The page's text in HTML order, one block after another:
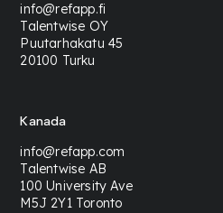
info@refapp.fi
Talentwise OY
Puutarhakatu 45
20100 Turku
Kanada
info@refapp.com
Talentwise AB
100 University Ave
M5J 2Y1 Toronto